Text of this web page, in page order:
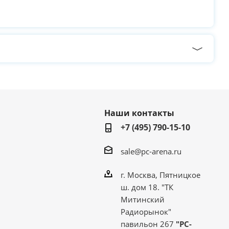
Наши контакты
+7 (495) 790-15-10
sale@pc-arena.ru
г. Москва, Пятницкое
ш. дом 18. "ТК
Митинский
Радиорынок"
павильон 267 "PC-